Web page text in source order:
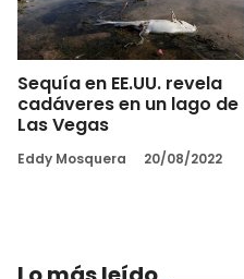
Sequía en EE.UU. revela
cadáveres en un lago de
Las Vegas
Eddy Mosquera 20/08/2022